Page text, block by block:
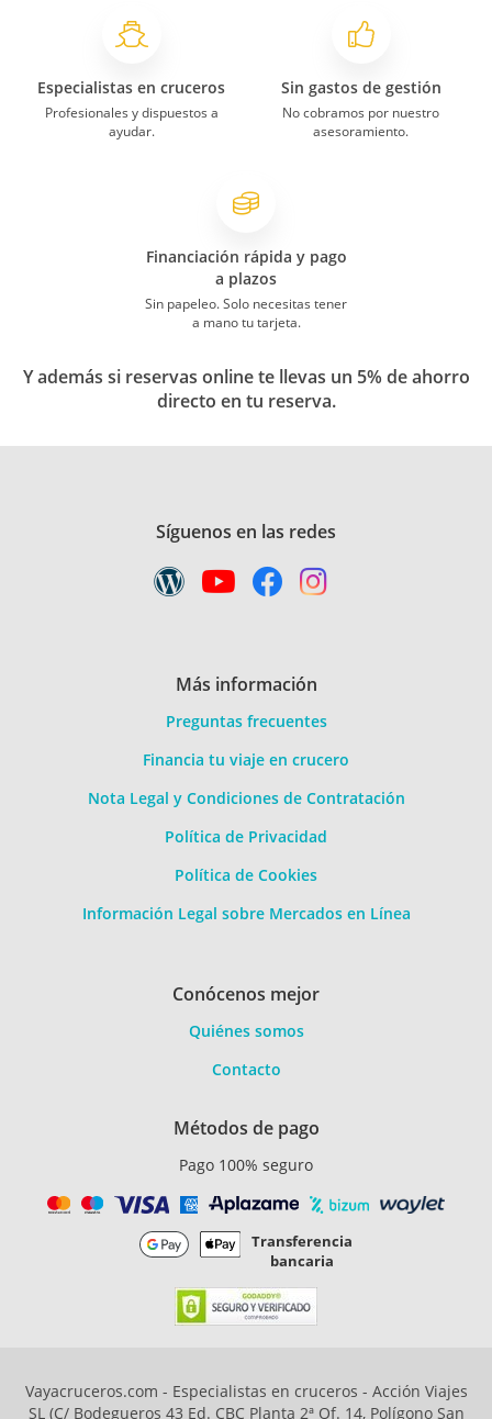
Especialistas en cruceros
Profesionales y dispuestos a
ayudar.
Sin gastos de gestión
No cobramos por nuestro
asesoramiento.
Financiación rápida y pago
a plazos
Sin papeleo. Solo necesitas tener
a mano tu tarjeta.
Y además si reservas online te llevas un 5% de ahorro
directo en tu reserva.
Síguenos en las redes
Más información
Preguntas frecuentes
Financia tu viaje en crucero
Nota Legal y Condiciones de Contratación
Política de Privacidad
Política de Cookies
Información Legal sobre Mercados en Línea
Conócenos mejor
Quiénes somos
Contacto
Métodos de pago
Pago 100% seguro
Transferencia
bancaria
Vayacruceros.com - Especialistas en cruceros - Acción Viajes
SL (C/ Bodegueros 43 Ed. CBC Planta 2ª Of. 14, Polígono San